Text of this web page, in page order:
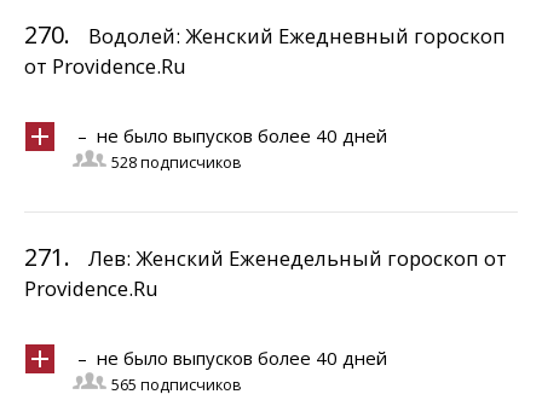
270.
Водолей: Женский Ежедневный гороскоп
от Providence.Ru
– не было выпусков более 40 дней
528 подписчиков
271.
Лев: Женский Еженедельный гороскоп от
Providence.Ru
– не было выпусков более 40 дней
565 подписчиков